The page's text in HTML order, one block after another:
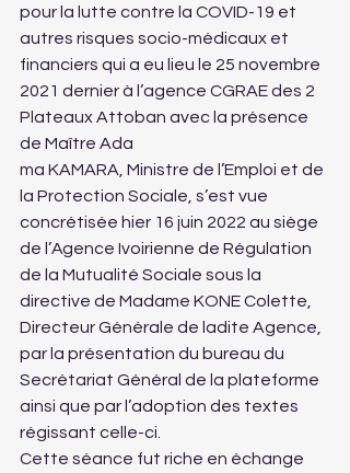
pour la lutte contre la COVID-19 et
autres risques socio-médicaux et
financiers qui a eu lieu le 25 novembre
2021 dernier à l’agence CGRAE des 2
Plateaux Attoban avec la présence
de Maître Ada
ma KAMARA, Ministre de l’Emploi et de
la Protection Sociale, s’est vue
concrétisée hier 16 juin 2022 au siège
de l’Agence Ivoirienne de Régulation
de la Mutualité Sociale sous la
directive de Madame KONE Colette,
Directeur Générale de ladite Agence,
par la présentation du bureau du
Secrétariat Général de la plateforme
ainsi que par l’adoption des textes
régissant celle-ci.
Cette séance fut riche en échange